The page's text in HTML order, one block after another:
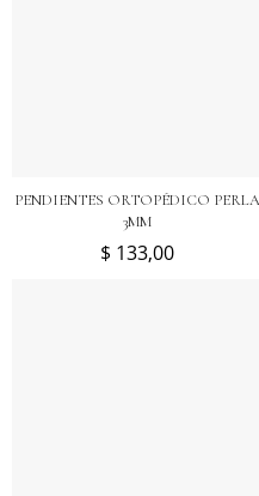
PENDIENTES ORTOPÉDICO PERLA
3MM
$ 133,00